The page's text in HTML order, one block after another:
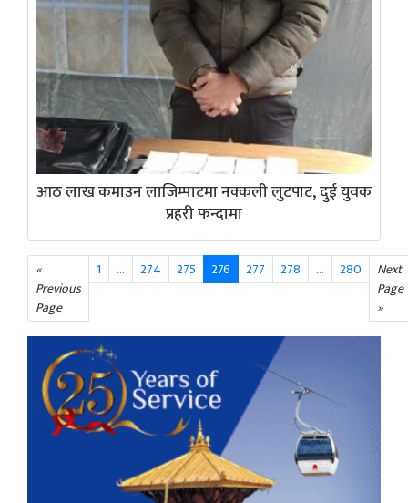
आठ लाख कमाउन लाजिम्पाटमा नक्कली लुटपाट, दुई युवक
प्रहरी फन्दामा
«
Previous
Page
1 … 274 275 276 277 278 ... 280
Next
Page
»